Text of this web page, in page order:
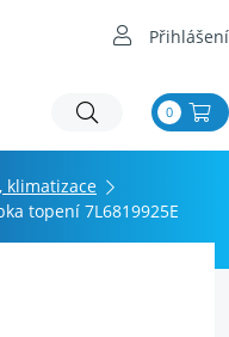
Přihlášení
0
klimatizace
topení 7L6819925E